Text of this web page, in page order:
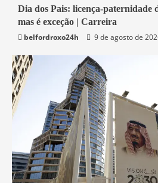
1 min read
Economia
Dia dos Pais: licença-paternidade
mas é exceção | Carreira
belfordroxo24h
9 de agosto de